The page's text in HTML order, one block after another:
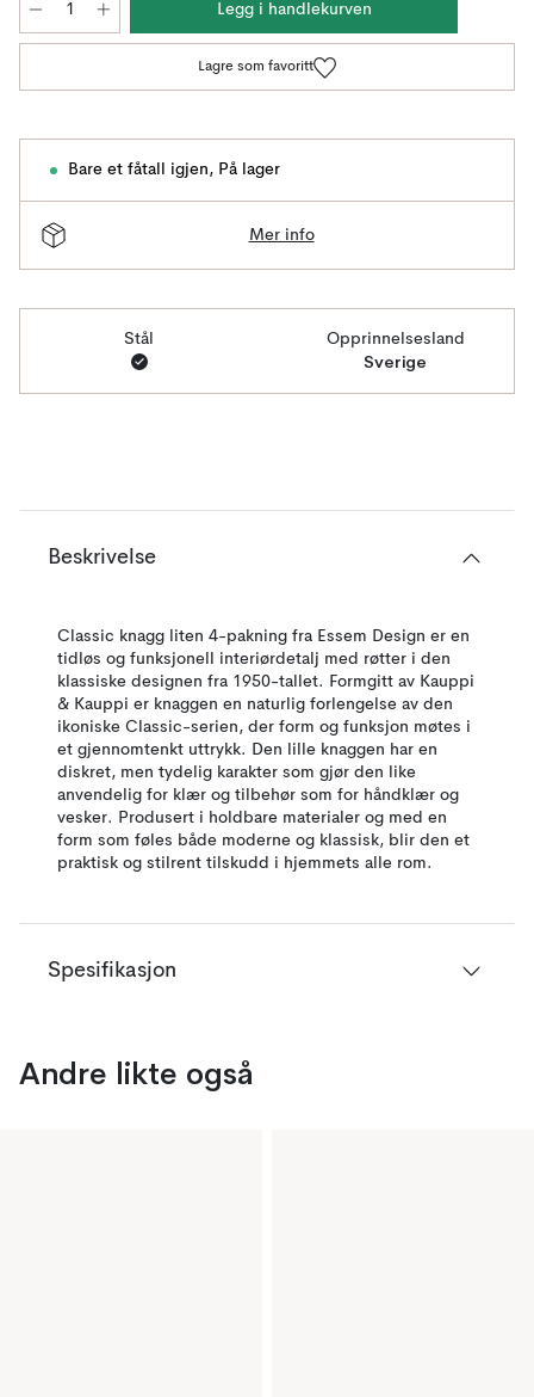
Legg i handlekurven
Lagre som favoritt
Bare et fåtall igjen, På lager
Mer info
Stål Opprinnelsesland
Sverige
Beskrivelse
Classic knagg liten 4-pakning fra Essem Design er en
tidløs og funksjonell interiørdetalj med røtter i den
klassiske designen fra 1950-tallet. Formgitt av Kauppi
& Kauppi er knaggen en naturlig forlengelse av den
ikoniske Classic-serien, der form og funksjon møtes i
et gjennomtenkt uttrykk. Den lille knaggen har en
diskret, men tydelig karakter som gjør den like
anvendelig for klær og tilbehør som for håndklær og
vesker. Produsert i holdbare materialer og med en
form som føles både moderne og klassisk, blir den et
praktisk og stilrent tilskudd i hjemmets alle rom.
Spesifikasjon
Andre likte også